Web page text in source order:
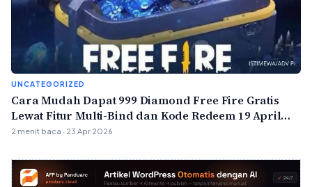
UNCATEGORIZED
Cara Mudah Dapat 999 Diamond Free Fire Gratis
Lewat Fitur Multi-Bind dan Kode Redeem 19 April
2026
2 menit baca · 23 Apr 2026